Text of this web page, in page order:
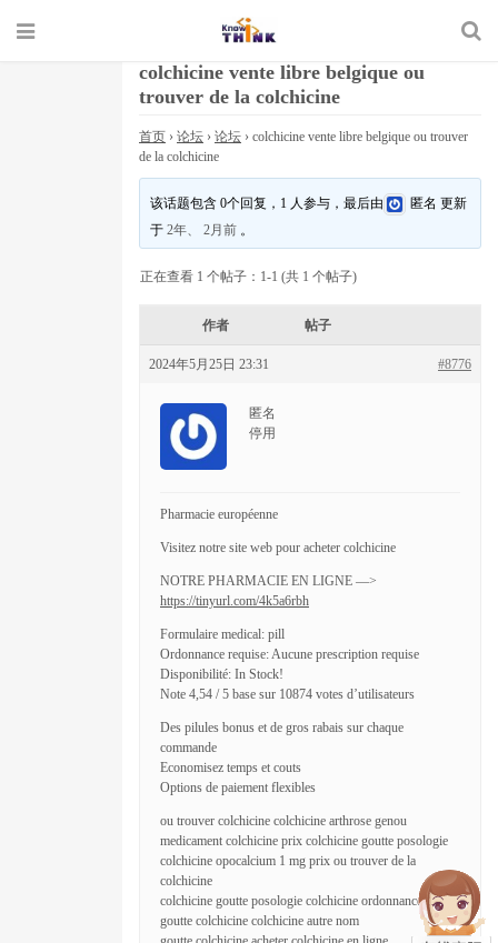
colchicine vente libre belgique ou
trouver de la colchicine
首页 › 论坛 › 论坛 › colchicine vente libre belgique ou trouver
de la colchicine
该话题包含 0个回复，1 人参与，最后由 匿名 更新
于2年、 2月前 。
正在查看 1 个帖子：1-1 (共 1 个帖子)
作者 帖子
2024年5月25日 23:31 #8776
匿名
停用
Pharmacie européenne
Visitez notre site web pour acheter colchicine
NOTRE PHARMACIE EN LIGNE —>
https://tinyurl.com/4k5a6rbh
Formulaire medical: pill
Ordonnance requise: Aucune prescription requise
Disponibilité: In Stock!
Note 4,54 / 5 base sur 10874 votes d’utilisateurs
Des pilules bonus et de gros rabais sur chaque
commande
Economisez temps et couts
Options de paiement flexibles
ou trouver colchicine colchicine arthrose genou
medicament colchicine prix colchicine goutte posologie
colchicine opocalcium 1 mg prix ou trouver de la
colchicine
colchicine goutte posologie colchicine ordonnance ou pas
goutte colchicine colchicine autre nom